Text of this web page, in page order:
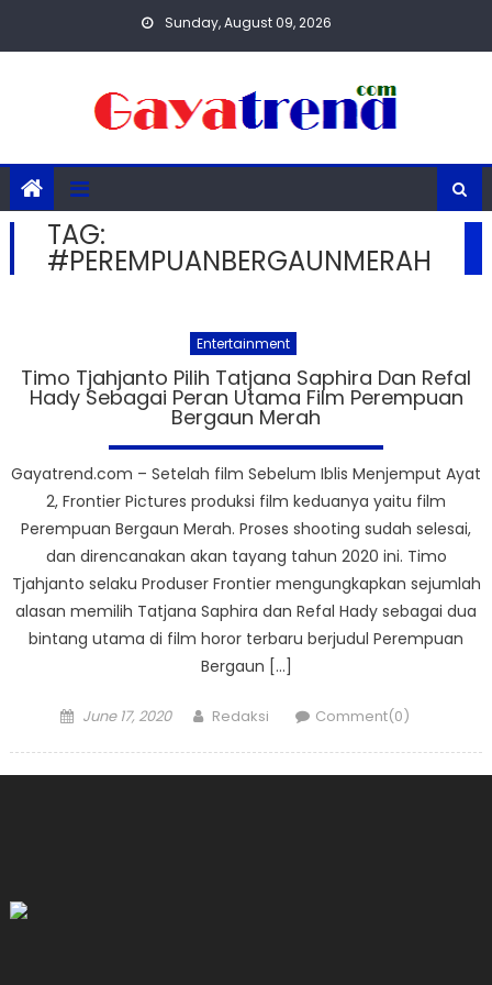
Sunday, August 09, 2026
TAG:
#PEREMPUANBERGAUNMERAH
Entertainment
Timo Tjahjanto Pilih Tatjana Saphira Dan Refal
Hady Sebagai Peran Utama Film Perempuan
Bergaun Merah
Gayatrend.com – Setelah film Sebelum Iblis Menjemput Ayat
2, Frontier Pictures produksi film keduanya yaitu film
Perempuan Bergaun Merah. Proses shooting sudah selesai,
dan direncanakan akan tayang tahun 2020 ini. Timo
Tjahjanto selaku Produser Frontier mengungkapkan sejumlah
alasan memilih Tatjana Saphira dan Refal Hady sebagai dua
bintang utama di film horor terbaru berjudul Perempuan
Bergaun […]
Posted
June 17, 2020 Author
Redaksi Comment(0)